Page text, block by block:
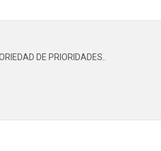
DE PRIORIDADES..